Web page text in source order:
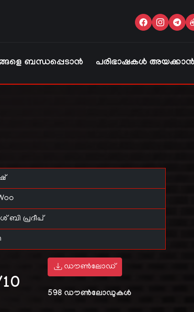
ബന്ധപ്പെടാൻ പരിഭാഷകൾ അയക്കാൻ
ബി പ്രദീപ്
ഡൗൺലോഡ്
598 ഡൗൺലോഡുകൾ